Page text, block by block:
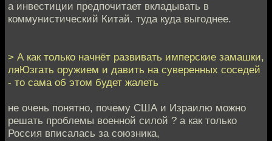
а инвестиции предпочитает вкладывать в
коммунистический Китай. туда куда выгоднее.
> А как только начнёт развивать имперские замашки,
ляЮзгать оружием и давить на суверенных соседей
- то сама об этом будет жалеть
не очень понятно, почему США и Израилю можно
решать проблемы военной силой ? а как только
Россия вписалась за союзника,